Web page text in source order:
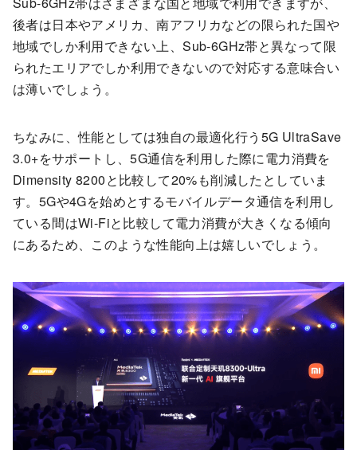
後者は日本やアメリカ、南アフリカなどの限られた国や
地域でしか利用できない上、Sub-6GHz帯と異なって限
られたエリアでしか利用できないので対応する意味合い
は薄いでしょう。
ちなみに、性能としては独自の最適化行う5G UltraSave
3.0+をサポートし、5G通信を利用した際に電力消費を
Dimensity 8200と比較して20%も削減したとしていま
す。5Gや4Gを始めとするモバイルデータ通信を利用し
ている間はWi-Fiと比較して電力消費が大きくなる傾向
にあるため、このような性能向上は嬉しいでしょう。